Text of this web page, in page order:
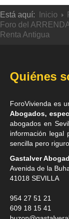
Está aquí: Inicio
Foro del
Renta Antigua
Quiénes
ForoVivienda es
Abogados,
abogados en
información legal
sencilla pero
Gastalver
Avenida de la
41018 SEVILLA
954 27 51 21
609 18 15 41